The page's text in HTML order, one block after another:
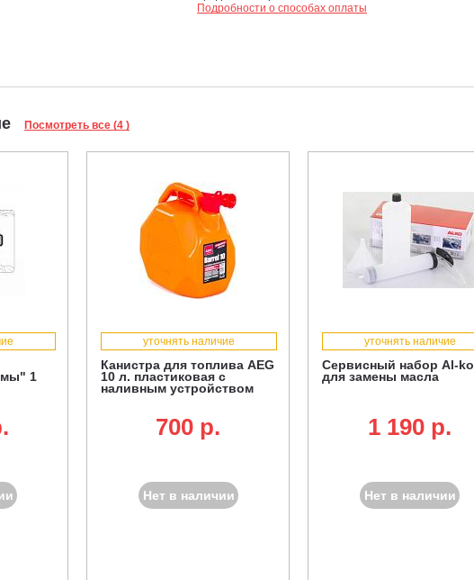
Подробности о способах оплаты
Посмотреть все (4 )
1
уточнять наличие
Канистра для топлива AEG
10 л. пластиковая с
наливным устройством
700 p.
Нет в наличии
уточнять наличие
Сервисный набор Al-ko
для замены масла
1 190 p.
Нет в наличии